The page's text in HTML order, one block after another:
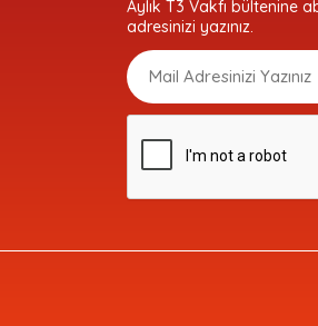
Aylık T3 Vakfı bültenine
adresinizi yazınız.